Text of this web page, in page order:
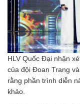
HLV Quốc Đại nhận
của đội Đoan Trang
rằng phần trình diễn
khảo.